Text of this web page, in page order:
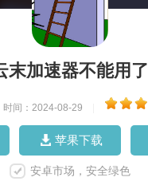
末加速器不能用了
时间：2024-08-29
苹果下载
安卓市场，安全绿色